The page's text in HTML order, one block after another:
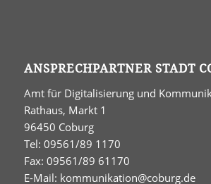
ANSPRECHPARTNER STADT
Amt für Digitalisierung und
Rathaus, Markt 1
96450 Coburg
Tel: 09561/89 1170
Fax: 09561/89 61170
E-Mail: kommunikation@coburg.de